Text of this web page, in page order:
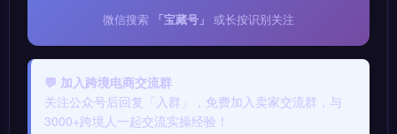
微信搜索 「宝藏号」 或长按识别关注
💬 加入跨境电商交流群
关注公众号后回复「入群」，免费加入卖家交流群，与
3000+跨境人一起交流实操经验！